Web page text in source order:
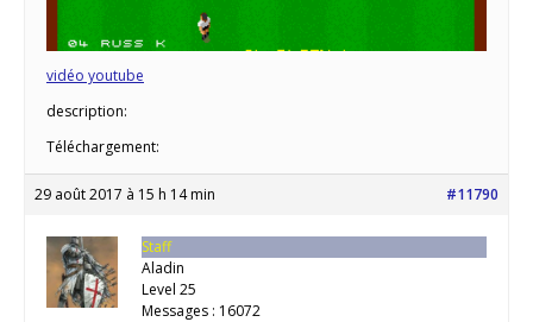
vidéo youtube
description:
Téléchargement:
29 août 2017 à 15 h 14 min #11790
Staff
Aladin
Level 25
Messages : 16072